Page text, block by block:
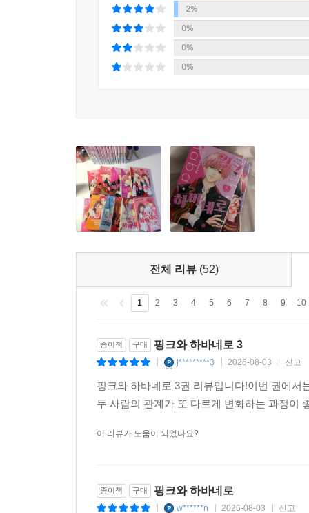
2%
0%
0%
0%
전체 리뷰 (52)
1 2 3 4 5 6 7 8 9 10
종이책 구매 핑크와 하바네로 3
j*********3 2026-08-03 신고
핑크와 하바네로 3권 리뷰입니다!이번 권에
두 사람의 관계가 또 다르게 변화하는 과정이
이 리뷰가 도움이 되었나요?
종이책 구매 핑크와 하바네로
w******n 2026-08-03 신고